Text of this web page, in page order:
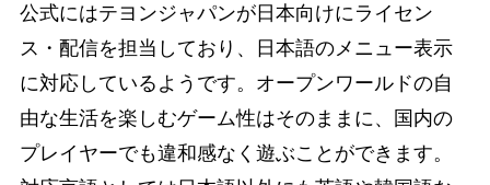
公式にはテヨンジャパンが日本向けにライセン
ス・配信を担当しており、日本語のメニュー表示
に対応しているようです。オープンワールドの自
由な生活を楽しむゲーム性はそのままに、国内の
プレイヤーでも違和感なく遊ぶことができます。